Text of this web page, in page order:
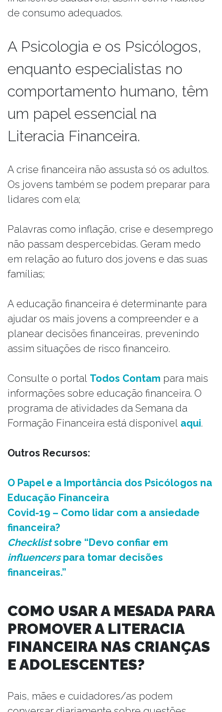
de consumo adequados.
A Psicologia e os Psicólogos,
enquanto especialistas no
comportamento humano, têm
um papel essencial na
Literacia Financeira.
A crise financeira não assusta só os adultos.
Os jovens também se podem preparar para
lidares com ela;
Palavras como inflação, crise e desemprego
não passam despercebidas. Geram medo
em relação ao futuro dos jovens e das suas
famílias;
A educação financeira é determinante para
ajudar os mais jovens a compreender e a
planear decisões financeiras, prevenindo
assim situações de risco financeiro.
Consulte o portal Todos Contam para mais
informações sobre educação financeira. O
programa de atividades da Semana da
Formação Financeira está disponível aqui.
Outros Recursos:
O Papel e a Importância dos Psicólogos na
Educação Financeira
Covid-19 – Como lidar com a ansiedade
financeira?
Checklistsobre “Devo confiar em
influencerspara tomar decisões
financeiras.”
COMO USAR A MESADA PARA
PROMOVER A LITERACIA
FINANCEIRA NAS CRIANÇAS
E ADOLESCENTES?
Pais, mães e cuidadores/as podem